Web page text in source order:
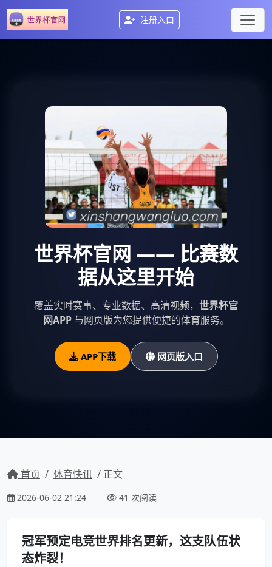
注册入口
世界杯官网 —— 比赛数
据从这里开始
覆盖实时赛事、专业数据、高清视频， 世界杯官
网APP与网页版为您提供便捷的体育服务。
APP下载 网页版入口
首页 / 体育快讯 / 正文
2026-06-02 21:24 41 次阅读
冠军预定电竞世界排名更新，这支队伍状
态炸裂！